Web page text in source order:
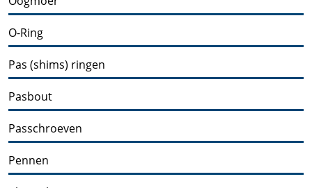
O-Ring
Pas (shims) ringen
Pasbout
Passchroeven
Pennen